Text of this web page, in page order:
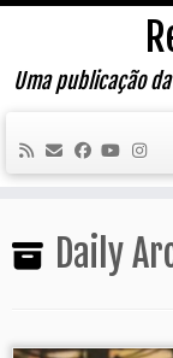
Skip
content
Uma publicação
Daily